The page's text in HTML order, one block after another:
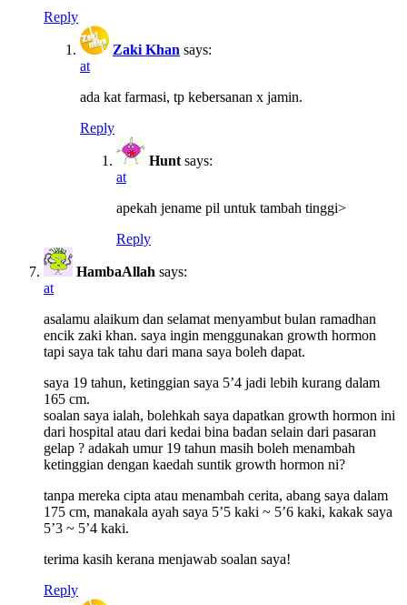
Reply
Zaki Khan says:
at
ada kat farmasi, tp kebersanan x jamin.
Reply
Hunt says:
at
apekah jename pil untuk tambah tinggi>
Reply
HambaAllah says:
at
asalamu alaikum dan selamat menyambut bulan ramadhan
encik zaki khan. saya ingin menggunakan growth hormon
tapi saya tak tahu dari mana saya boleh dapat.
saya 19 tahun, ketinggian saya 5’4 jadi lebih kurang dalam
165 cm.
soalan saya ialah, bolehkah saya dapatkan growth hormon ini
dari hospital atau dari kedai bina badan selain dari pasaran
gelap ? adakah umur 19 tahun masih boleh menambah
ketinggian dengan kaedah suntik growth hormon ni?
tanpa mereka cipta atau menambah cerita, abang saya dalam
175 cm, manakala ayah saya 5’5 kaki ~ 5’6 kaki, kakak saya
5’3 ~ 5’4 kaki.
terima kasih kerana menjawab soalan saya!
Reply